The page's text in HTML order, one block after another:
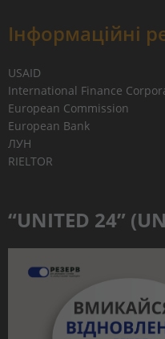
Інформаційні
USAID
International Finance
European Commission
European Bank
ЛУН
RIELTOR
“UNITED 24”